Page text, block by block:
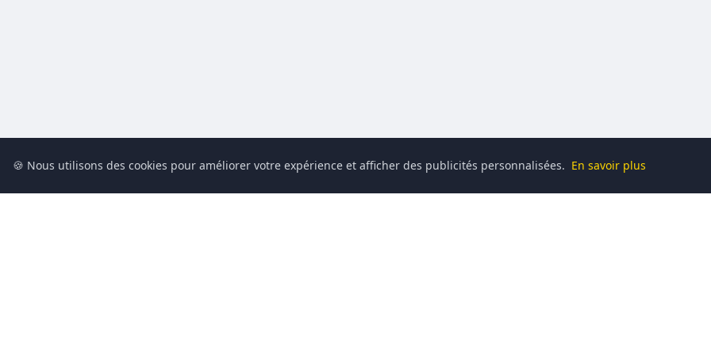
🍪 Nous utilisons des cookies pour améliorer votre expérience et afficher des publicités personnalisées. En savoir plus